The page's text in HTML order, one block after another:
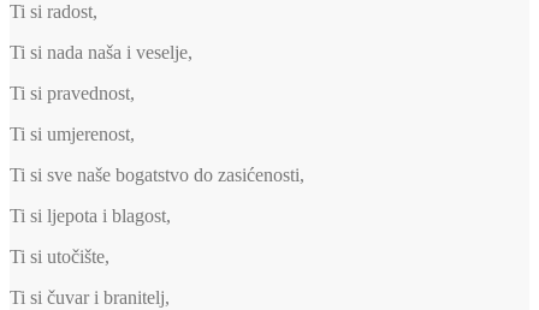
Ti si radost,
Ti si nada naša i veselje,
Ti si pravednost,
Ti si umjerenost,
Ti si sve naše bogatstvo do zasićenosti,
Ti si ljepota i blagost,
Ti si utočište,
Ti si čuvar i branitelj,